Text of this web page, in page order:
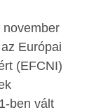
november
Európai
(EFCNI)
ben vált